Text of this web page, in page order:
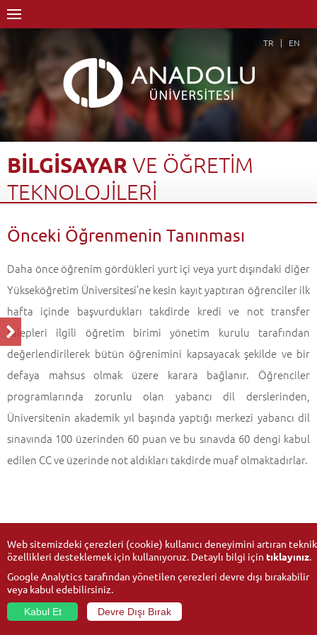
TR EN
BİLGİSAYAR VE ÖĞRETİM
TEKNOLOJİLERİ
Anasayfa Akademik Fakülteler
Eğitim Fakültesi
Bilgisayar ve Öğretim Teknolojileri Eğitimi Bölümü
Bilgisayar ve Öğretim Teknolojileri Öğretmenliği Programı
Geri Dön
Önceki Öğrenmenin Tanınması
Daha önce öğrenim gördükleri yurt içi veya yurt dışındaki diğer
Yükseköğretim Üniversitesi’ne kesin kayıt yaptıran öğrenciler ilk
hafta içinde başvurdukları takdirde kredi ve not transfer
talepleri ilgili öğretim birimi yönetim kurulu tarafından
değerlendirilerek bütün öğrenimini kapsayacak şekilde ve bir
defaya mahsus olmak üzere karara bağlanır. Öğrenciler
programlarında zorunlu olan yabancı dil derslerinden,
Üniversitenin akademik yıl başında yaptığı merkezi yabancı dil
sınavında 100 üzerinden 60 puan ve bu sınavda 60 dengi kabul
edilen CC ve üzerinde not aldıkları takdirde muaf olmaktadırlar.
Web sitemizdeki çerezleri (cookie) kullanıcı deneyimini artıran teknik
özellikleri desteklemek için kullanıyoruz. Detaylı bilgi için tıklayınız.
Google Analytics tarafından yönetilen çerezleri devre dışı bırakabilir
veya kabul edebilirsiniz.
Kabul Et
Devre Dışı Bırak
© 2026Anadolu Üniversitesi- Tüm hakları saklıdır.